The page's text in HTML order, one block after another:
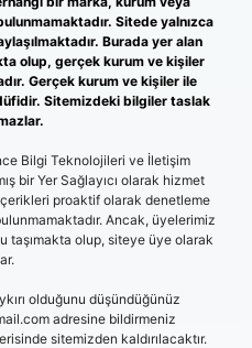
Sitede yalnızca
Burada yer alan
olup, gerçek kurum ve kişiler
Gerçek kurum ve kişiler ile
Sitemizdeki bilgiler taslak
Bilgi Teknolojileri ve İletişim
bir Yer Sağlayıcı olarak hizmet
proaktif olarak denetleme
Ancak, üyelerimiz
taşımakta olup, siteye üye olarak
olduğunu düşündüğünüz
adresine bildirmeniz
sitemizden kaldırılacaktır.